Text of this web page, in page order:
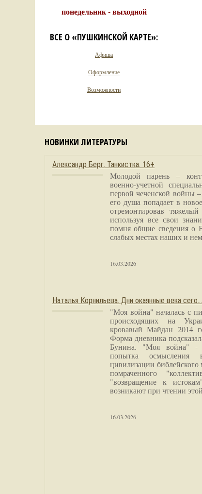
понедельник - выходной
ВСЕ О «ПУШКИНСКОЙ КАРТЕ»:
Афиша
Оформление
Возможности
НОВИНКИ ЛИТЕРАТУРЫ
Александр Берг. Танкистка. 16+
Молодой парень –
военно-учетной
первой чеченской войны
его душа попадает в
отремонтировав
используя все свои
помня общие сведения о
слабых местах наших и
16.03.2026
Наталья Корнильева. Дни окаянные века
"Моя война" началась с
происходящих на
кровавый Майдан 2014
Форма дневника
Бунина. "Моя война" -
попытка осмысления
цивилизации
помраченного
"возвращение к
возникают при чтении
16.03.2026